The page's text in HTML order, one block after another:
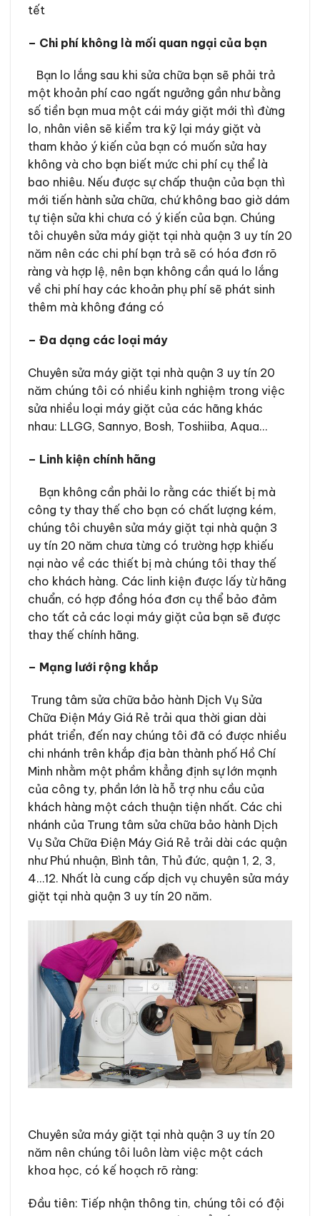
tết
– Chi phí không là mối quan ngại của bạn
Bạn lo lắng sau khi sửa chữa bạn sẽ phải trả
một khoản phí cao ngất ngưởng gần như bằng
số tiền bạn mua một cái máy giặt mới thì đừng
lo, nhân viên sẽ kiểm tra kỹ lại máy giặt và
tham khảo ý kiến của bạn có muốn sửa hay
không và cho bạn biết mức chi phí cụ thể là
bao nhiêu. Nếu được sự chấp thuận của bạn thì
mới tiến hành sửa chữa, chứ không bao giờ dám
tự tiện sửa khi chưa có ý kiến của bạn. Chúng
tôi chuyên sửa máy giặt tại nhà quận 3 uy tín 20
năm nên các chi phí bạn trả sẽ có hóa đơn rõ
ràng và hợp lệ, nên bạn không cần quá lo lắng
về chi phí hay các khoản phụ phí sẽ phát sinh
thêm mà không đáng có
– Đa dạng các loại máy
Chuyên sửa máy giặt tại nhà quận 3 uy tín 20
năm chúng tôi có nhiều kinh nghiệm trong việc
sửa nhiều loại máy giặt của các hãng khác
nhau: LLGG, Sannyo, Bosh, Toshiiba, Aqua…
– Linh kiện chính hãng
Bạn không cần phải lo rằng các thiết bị mà
công ty thay thế cho bạn có chất lượng kém,
chúng tôi chuyên sửa máy giặt tại nhà quận 3
uy tín 20 năm chưa từng có trường hợp khiếu
nại nào về các thiết bị mà chúng tôi thay thế
cho khách hàng. Các linh kiện được lấy từ hãng
chuẩn, có hợp đồng hóa đơn cụ thể bảo đảm
cho tất cả các loại máy giặt của bạn sẽ được
thay thế chính hãng.
– Mạng lưới rộng khắp
Trung tâm sửa chữa bảo hành Dịch Vụ Sửa
Chữa Điện Máy Giá Rẻ trải qua thời gian dài
phát triển, đến nay chúng tôi đã có được nhiều
chi nhánh trên khắp địa bàn thành phố Hồ Chí
Minh nhằm một phầm khẳng định sự lớn mạnh
của công ty, phần lớn là hỗ trợ nhu cầu của
khách hàng một cách thuận tiện nhất. Các chi
nhánh của Trung tâm sửa chữa bảo hành Dịch
Vụ Sửa Chữa Điện Máy Giá Rẻ trải dài các quận
như Phú nhuận, Bình tân, Thủ đức, quận 1, 2, 3,
4…12. Nhất là cung cấp dịch vụ chuyên sửa máy
giặt tại nhà quận 3 uy tín 20 năm.
Chuyên sửa máy giặt tại nhà quận 3 uy tín 20
năm nên chúng tôi luôn làm việc một cách
khoa học, có kế hoạch rõ ràng:
Đầu tiên: Tiếp nhận thông tin, chúng tôi có đội